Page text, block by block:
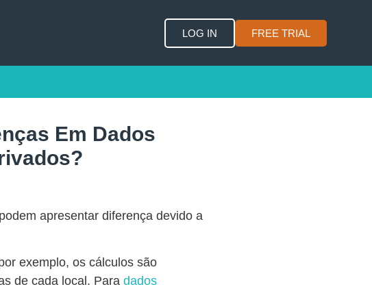
LOG IN FREE TRIAL
Em Dados
apresentar diferença devido a
exemplo, os cálculos são
de cada local. Para dados